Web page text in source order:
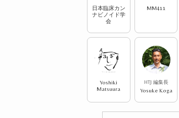
日本臨床カン
ナビノイド学
会
MM411
Yoshiki
Matsuura
HTJ 編集長
Yosuke Koga